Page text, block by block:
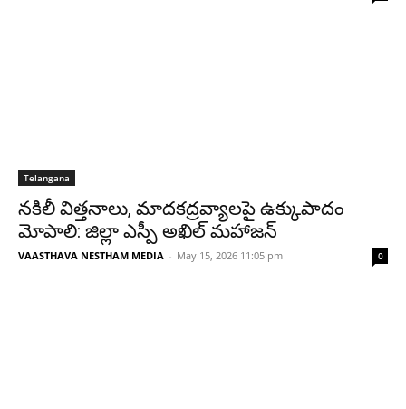
Telangana
నకిలీ విత్తనాలు, మాదకద్రవ్యాలపై ఉక్కుపాదం
మోపాలి: జిల్లా ఎస్పీ అఖిల్ మహాజన్
VAASTHAVA NESTHAM MEDIA - May 15, 2026 11:05 pm 0